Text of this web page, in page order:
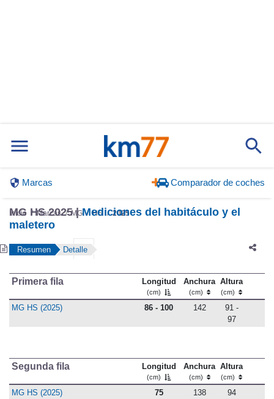
Marcas Comparador de coches
Inicio Marcas MG HS 2025
MG HS 2025 |Mediciones del habitáculo y el
maletero
Resumen Detalle
Primera fila Longitud
(cm)
Anchura
(cm)
Altura
(cm)
MG HS (2025) 86 - 100 142
91 -
97
Segunda fila Longitud
(cm)
Anchura
(cm)
Altura
(cm)
MG HS (2025) 75 138 94